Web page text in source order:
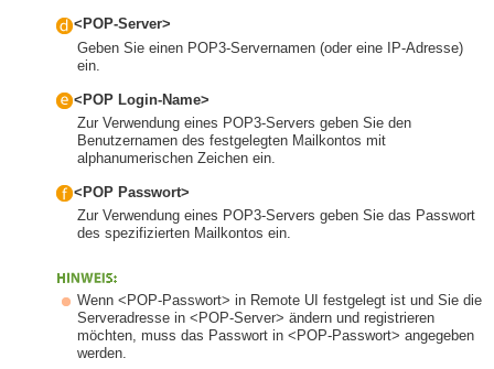
<POP-Server>
Geben Sie einen POP3-Servernamen (oder eine IP-Adresse)
ein.
<POP Login-Name>
Zur Verwendung eines POP3-Servers geben Sie den
Benutzernamen des festgelegten Mailkontos mit
alphanumerischen Zeichen ein.
<POP Passwort>
Zur Verwendung eines POP3-Servers geben Sie das Passwort
des spezifizierten Mailkontos ein.
Wenn <POP-Passwort> in Remote UI festgelegt ist und Sie die
Serveradresse in <POP-Server> ändern und registrieren
möchten, muss das Passwort in <POP-Passwort> angegeben
werden.